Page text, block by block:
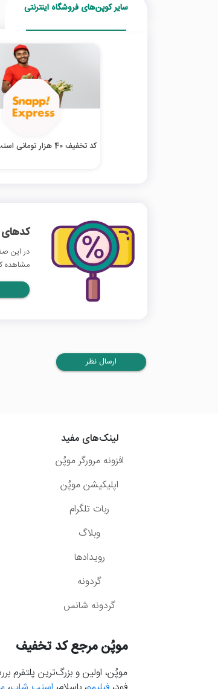
سایر کوپن‌های فروشگاه اینترنتی
کد تخفیف 40 هزار تومانی اسنپ اکسپرس
کدهای
در این
مشاهده
ارسال نظر
لینک‌های مفید
افزونه مرورگر موپُن
اپلیکیشن موپُن
ربات تلگرام
وبلاگ
رویدادها
گردونه
گردونه شانس
موپُن مرجع کد تخفیف
موپُن، اولین و بزرگ‌ترین پلتفرم